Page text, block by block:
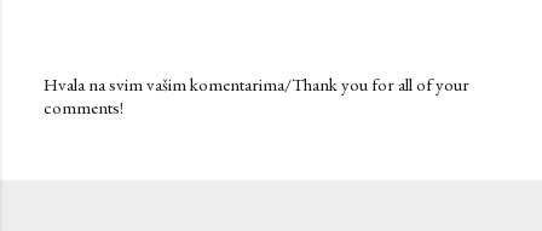
P
Hvala na svim vašim komentarima/Thank you for all of your
comments!